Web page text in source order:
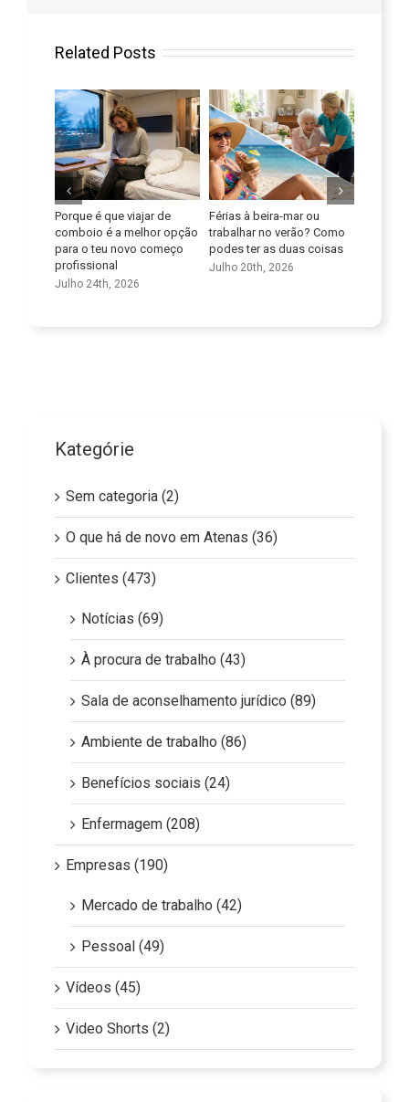
Related Posts
viajar de
melhor opção
começo
Férias à beira-mar ou
trabalhar no verão? Como
podes ter as duas coisas
Julho 20th, 2026
Melhora as tuas
competências linguísticas
Julho 9th, 2026
Kategórie
Sem categoria (2)
O que há de novo em Atenas (36)
Clientes (473)
Notícias (69)
À procura de trabalho (43)
Sala de aconselhamento jurídico (89)
Ambiente de trabalho (86)
Benefícios sociais (24)
Enfermagem (208)
Empresas (190)
Mercado de trabalho (42)
Pessoal (49)
Vídeos (45)
Video Shorts (2)